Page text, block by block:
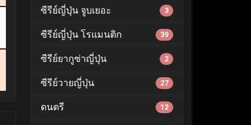
ซีรีย์ญี่ปุ่น จูบเยอะ 3
ซีรีย์ญี่ปุ่น โรแมนติก 39
ซีรีย์ยากูซ่าญี่ปุ่น 2
ซีรีย์วายญี่ปุ่น 27
ดนตรี 12